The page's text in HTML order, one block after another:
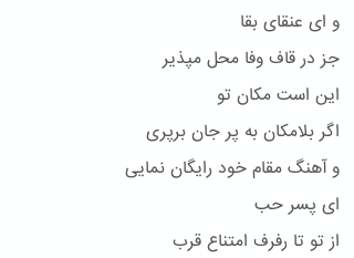
و ای عنقای بقا
جز در قاف وفا محل مپذیر
این است مکان تو
اگر بلامکان به پر جان برپری
و آهنگ مقام خود رایگان نمایی
ای پسر حب
از تو تا رفرف امتناع قرب